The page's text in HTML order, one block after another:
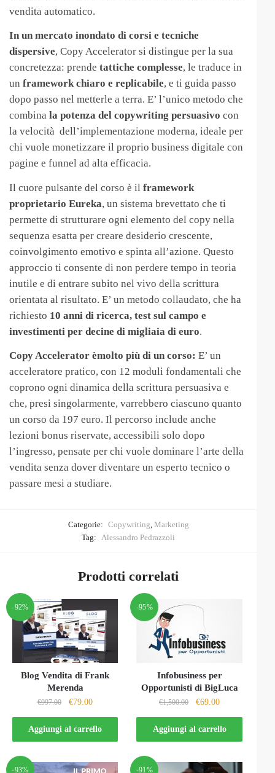
vendita automatico.
In un mercato inondato di corsi e tecniche
dispersive, Copy Accelerator si distingue per la sua
concretezza: prende tattiche complesse, le traduce in
un framework chiaro e replicabile, e ti guida passo
dopo passo nel metterle a terra. E’ l’unico metodo che
combina la potenza del copywriting persuasivo con
la velocità dell’implementazione moderna, ideale per
chi vuole monetizzare il proprio business digitale con
pagine e funnel ad alta efficacia.
Il cuore pulsante del corso è il framework
proprietario Eureka, un sistema brevettato che ti
permette di strutturare ogni elemento del copy nella
sequenza esatta per creare desiderio crescente,
coinvolgimento emotivo e spinta all’azione. Questo
approccio ti consente di non perdere tempo in teoria
inutile e di entrare subito nel vivo della scrittura
orientata al risultato. E’ un metodo collaudato, che ha
richiesto 10 anni di ricerca, test sul campo e
investimenti per decine di migliaia di euro.
Copy Accelerator èmolto più di un corso: E’ un
acceleratore pratico, con 12 moduli fondamentali che
coprono ogni dinamica della scrittura persuasiva e
che, presi singolarmente, varrebbero ciascuno quanto
un corso da 197 euro. Il percorso include anche
lezioni bonus riservate, accessibili solo dopo
l’ingresso, pensate per chi vuole dominare l’arte della
vendita senza dover diventare un esperto tecnico o
passare mesi a studiare.
Categorie: Copywriting, Marketing
Tag: Alessandro Pedrazzoli
Prodotti correlati
-92%
Blog Vendita di Frank
Merenda
€997.00
Il
prezzo
originale
era:
€79.00Il
prezzo
attuale
è:
Aggiungi al carrello
-95%
Infobusiness per
Opportunisti di BigLuca
€1,500.00
Il
prezzo
originale
era:
€69.00Il
prezzo
attuale
è:
Aggiungi al carrello
-93% -91%